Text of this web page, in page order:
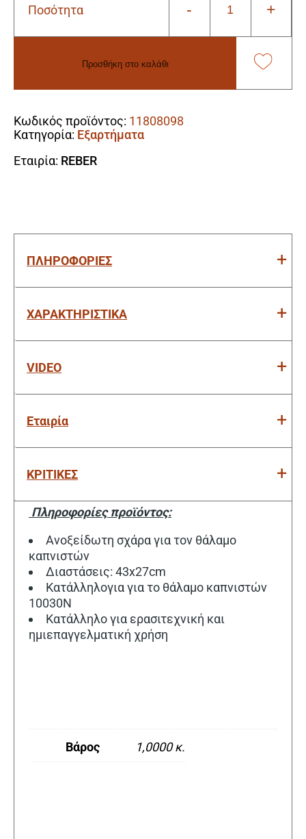
Ποσότητα -
Reber
10030N
ποσότητα
+
Προσθήκη στο καλάθι
Κωδικός προϊόντος: 11808098
Κατηγορία: Εξαρτήματα
Εταιρία: REBER
ΠΛΗΡΟΦΟΡΙΕΣ
ΧΑΡΑΚΤΗΡΙΣΤΙΚΑ
VIDEO
Εταιρία
ΚΡΙΤΙΚΕΣ
Πληροφορίες προϊόντος:
Ανοξείδωτη σχάρα για τον θάλαμο
καπνιστών
Διαστάσεις: 43x27cm
Κατάλληλογια για το θάλαμο καπνιστών
10030N
Κατάλληλο για ερασιτεχνική και
ημιεπαγγελματική χρήση
Βάρος 1,0000 κ.